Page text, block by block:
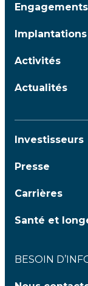
Engagements
Implantations
Activités
Actualités
Investisseurs
Presse
Carrières
Santé et
BESOIN